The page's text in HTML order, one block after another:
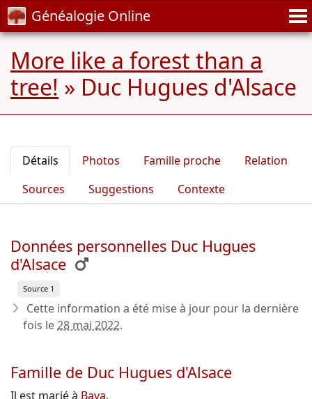
Généalogie Online
More like a forest than a
tree! » Duc Hugues d'Alsace
Détails Photos Famille proche
Relation
Sources
Suggestions Contexte
Données personnelles Duc Hugues
d'Alsace
Source 1
Cette information a été mise à jour pour la dernière
fois le28 mai 2022.
Famille de Duc Hugues d'Alsace
Il est marié à Bava.